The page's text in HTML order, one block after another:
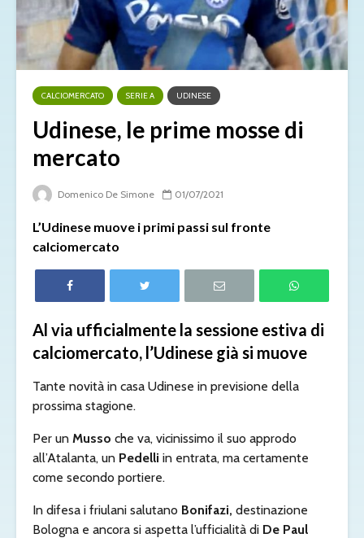
CALCIOMERCATO SERIE A UDINESE
Udinese, le prime mosse di
mercato
Domenico De Simone 01/07/2021
L’Udinese muove i primi passi sul fronte
calciomercato
Al via ufficialmente la sessione estiva di
calciomercato, l’Udinese già si muove
Tante novità in casa Udinese in previsione della
prossima stagione.
Per un Musso che va, vicinissimo il suo approdo
all’Atalanta, un Pedelli in entrata, ma certamente
come secondo portiere.
In difesa i friulani salutano Bonifazi, destinazione
Bologna e ancora si aspetta l’ufficialità di De Paul